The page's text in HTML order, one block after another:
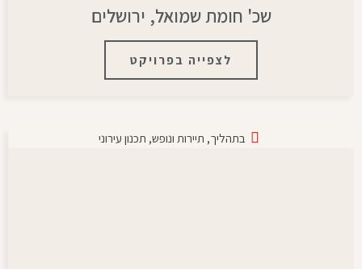
שכ' חומת שמואל, ירושלים
לצפייה בפרויקט
בתהליך, תיירות ונופש, תכנון עירוני